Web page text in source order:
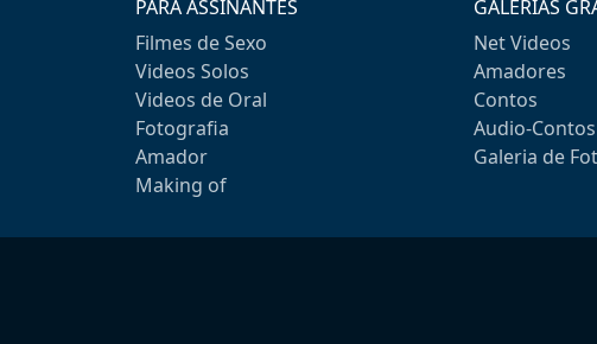
PARA ASSINANTES
Filmes de Sexo
Videos Solos
Videos de Oral
Fotografia
Amador
Making of
GALERIAS
Net Videos
Amadores
Contos
Audio-Contos
Galeria de